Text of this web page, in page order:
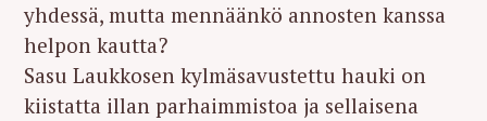
yhdessä, mutta mennäänkö annosten kanssa
helpon kautta?
Sasu Laukkosen kylmäsavustettu hauki on
kiistatta illan parhaimmistoa ja sellaisena